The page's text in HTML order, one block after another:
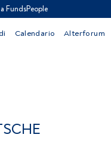
FundsPeople
Calendario Alterforum